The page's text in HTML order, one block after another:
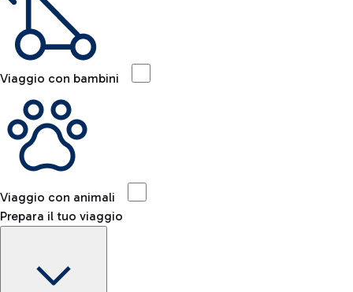
Viaggio con bambini
Viaggio con animali
Prepara il tuo viaggio